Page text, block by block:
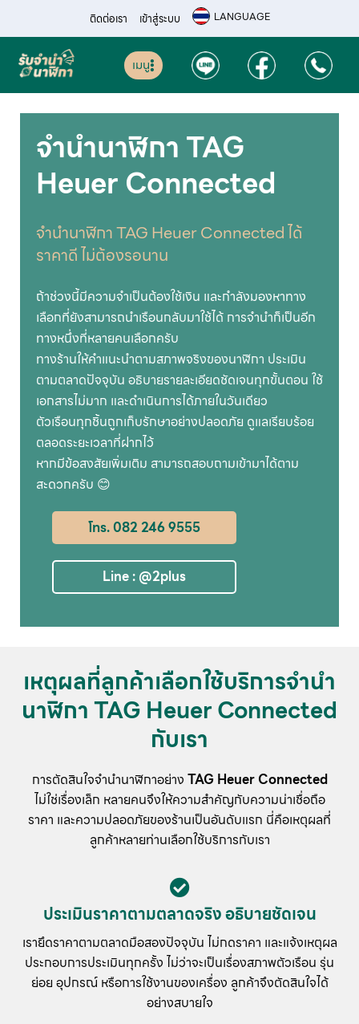
ติดต่อเรา เข้าสู่ระบบ LANGUAGE
เมนู
จำนำนาฬิกา TAG
Heuer Connected
จำนำนาฬิกา TAG Heuer Connected ได้
ราคาดี ไม่ต้องรอนาน
ถ้าช่วงนี้มีความจำเป็นต้องใช้เงิน และกำลังมองหาทาง
เลือกที่ยังสามารถนำเรือนกลับมาใช้ได้ การจำนำก็เป็นอีก
ทางหนึ่งที่หลายคนเลือกครับ
ทางร้านให้คำแนะนำตามสภาพจริงของนาฬิกา ประเมิน
ตามตลาดปัจจุบัน อธิบายรายละเอียดชัดเจนทุกขั้นตอน ใช้
เอกสารไม่มาก และดำเนินการได้ภายในวันเดียว
ตัวเรือนทุกชิ้นถูกเก็บรักษาอย่างปลอดภัย ดูแลเรียบร้อย
ตลอดระยะเวลาที่ฝากไว้
หากมีข้อสงสัยเพิ่มเติม สามารถสอบถามเข้ามาได้ตาม
สะดวกครับ 😊
โทร. 082 246 9555
Line : @2plus
เหตุผลที่ลูกค้าเลือกใช้บริการจำนำ
นาฬิกา TAG Heuer Connected
กับเรา
การตัดสินใจจำนำนาฬิกาอย่าง TAG Heuer Connected
ไม่ใช่เรื่องเล็ก หลายคนจึงให้ความสำคัญกับความน่าเชื่อถือ
ราคา และความปลอดภัยของร้านเป็นอันดับแรก นี่คือเหตุผลที่
ลูกค้าหลายท่านเลือกใช้บริการกับเรา
ประเมินราคาตามตลาดจริง อธิบายชัดเจน
เรายึดราคาตามตลาดมือสองปัจจุบัน ไม่กดราคา และแจ้งเหตุผล
ประกอบการประเมินทุกครั้ง ไม่ว่าจะเป็นเรื่องสภาพตัวเรือน รุ่น
ย่อย อุปกรณ์ หรือการใช้งานของเครื่อง ลูกค้าจึงตัดสินใจได้
อย่างสบายใจ